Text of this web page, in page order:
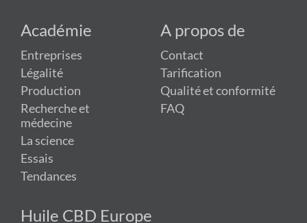
Académie
Entreprises
Légalité
Production
Recherche et
médecine
La science
Essais
Tendances
A propos de
Contact
Tarification
Qualité et conformité
FAQ
Huile CBD Europe